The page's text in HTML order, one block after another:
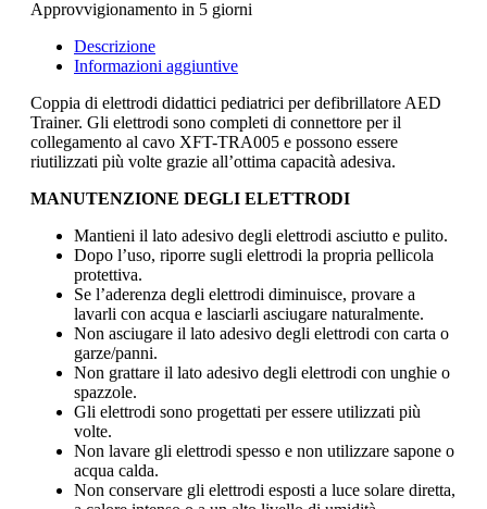
Approvvigionamento in 5 giorni
Descrizione
Informazioni aggiuntive
Coppia di elettrodi didattici pediatrici per defibrillatore AED
Trainer. Gli elettrodi sono completi di connettore per il
collegamento al cavo XFT-TRA005 e possono essere
riutilizzati più volte grazie all’ottima capacità adesiva.
MANUTENZIONE DEGLI ELETTRODI
Mantieni il lato adesivo degli elettrodi asciutto e pulito.
Dopo l’uso, riporre sugli elettrodi la propria pellicola
protettiva.
Se l’aderenza degli elettrodi diminuisce, provare a
lavarli con acqua e lasciarli asciugare naturalmente.
Non asciugare il lato adesivo degli elettrodi con carta o
garze/panni.
Non grattare il lato adesivo degli elettrodi con unghie o
spazzole.
Gli elettrodi sono progettati per essere utilizzati più
volte.
Non lavare gli elettrodi spesso e non utilizzare sapone o
acqua calda.
Non conservare gli elettrodi esposti a luce solare diretta,